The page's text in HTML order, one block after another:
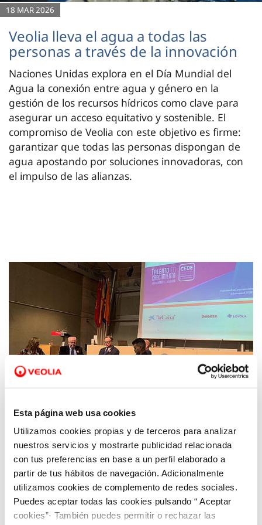
Esta página web usa cookies
Utilizamos cookies propias y de terceros para analizar
nuestros servicios y mostrarte publicidad relacionada
con tus preferencias en base a un perfil elaborado a
partir de tus hábitos de navegación. Adicionalmente
utilizamos cookies de complemento de redes sociales.
Puedes aceptar todas las cookies pulsando “ Aceptar
cookies”· También puedes permitir o rechazar las
18 MAR 2026
Veolia lleva el agua a todas las
personas a través de la innovación
Naciones Unidas explora en el Día Mundial del
Agua la conexión entre agua y género en la
gestión de los recursos hídricos como clave para
asegurar un acceso equitativo y sostenible. El
compromiso de Veolia con este objetivo es firme:
garantizar que todas las personas dispongan de
agua apostando por soluciones innovadoras, con
el impulso de las alianzas.
21 NOV 2019
Hidrogea participa en unas jornadas para
promover el talento directivo entre los
jóvenes